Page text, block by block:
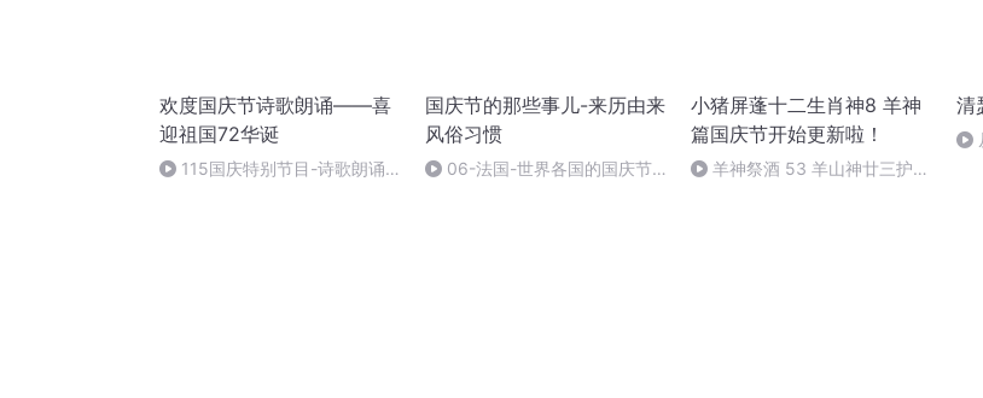
欢度国庆节诗歌朗诵——喜
迎祖国72华诞
115国庆特别节目-诗歌朗诵-
国庆节的那些事儿-来历由来
风俗习惯
06-法国-世界各国的国庆节-
小猪屏蓬十二生肖神8 羊神
篇国庆节开始更新啦！
羊神祭酒 53 羊山神廿三护祭
清